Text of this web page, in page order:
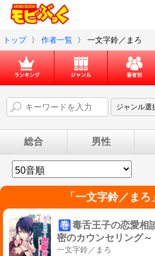
トップ 〉 作者一覧 〉 一文字鈴／まろ
総合 男性
「 一文字鈴／まろ
巻 毒舌王子の恋愛相
密のカウンセリング～
一文字鈴／まろ